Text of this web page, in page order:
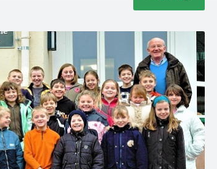
array offset on value of type bool in
tgr09/users/website/doms/www.helfen-
ssl/app/plugins/oxygen/component-
components/classes/code-
: eval()'d code